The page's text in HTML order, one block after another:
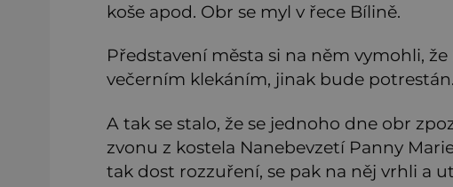
koše apod. Obr se myl v řece Bílině.
Představení města si na něm vymohli,
večerním klekáním, jinak bude potrestán.
A tak se stalo, že se jednoho dne obr
zvonu z kostela Nanebevzetí Panny
tak dost rozzuření, se pak na něj vrhli a